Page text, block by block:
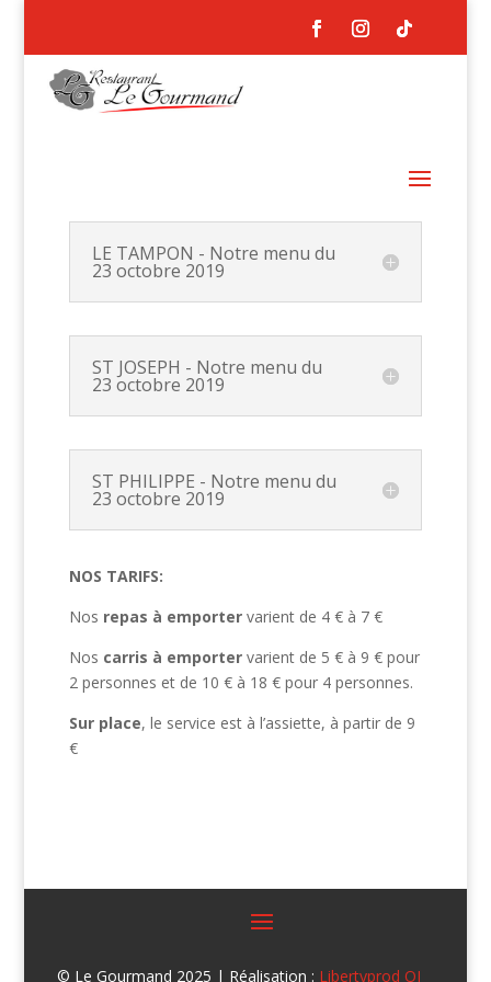
LE TAMPON - Notre menu du
23 octobre 2019
ST JOSEPH - Notre menu du
23 octobre 2019
ST PHILIPPE - Notre menu du
23 octobre 2019
NOS TARIFS:
Nos repas à emportervarient de 4 € à 7 €
Nos carris à emporter varient de 5 € à 9 € pour
2 personnes et de 10 € à 18 € pour 4 personnes.
Sur place, le service est à l’assiette, à partir de 9
€
© Le Gourmand 2025 | Réalisation : Libertyprod OI